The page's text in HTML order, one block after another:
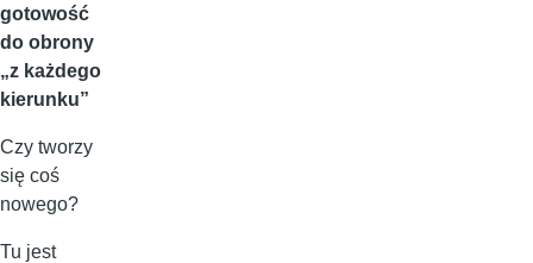
gotowość
do obrony
„z każdego
kierunku”
Czy tworzy
się coś
nowego?
Tu jest